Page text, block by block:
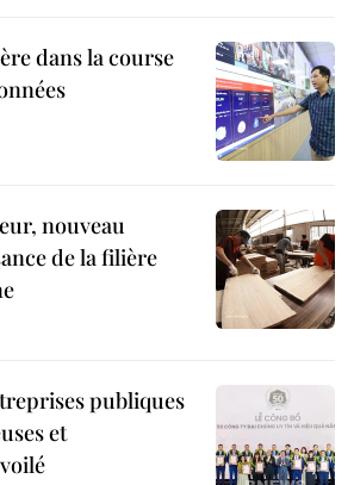
dans la course
nouveau
de la filière
publiques
et